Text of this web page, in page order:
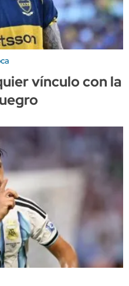
vínculo con la